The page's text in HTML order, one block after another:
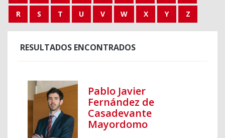
R
S T U V W X Y Z
RESULTADOS ENCONTRADOS
Pablo Javier
Fernández de
Casadevante
Mayordomo